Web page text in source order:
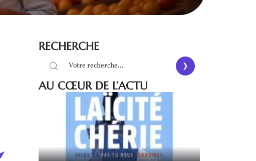
RECHERCHE
AU CŒUR DE L’ACTU